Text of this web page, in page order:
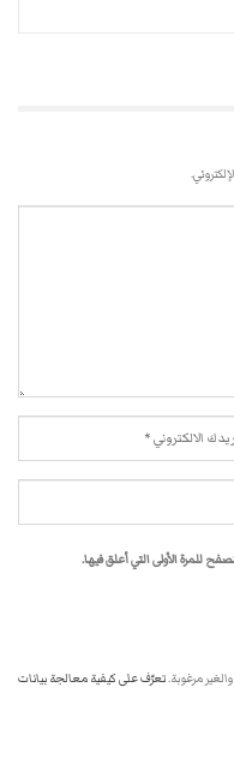
للمرة الأولى التي أعلق فيها.
تعرّف على كيفية معالجة بيانات